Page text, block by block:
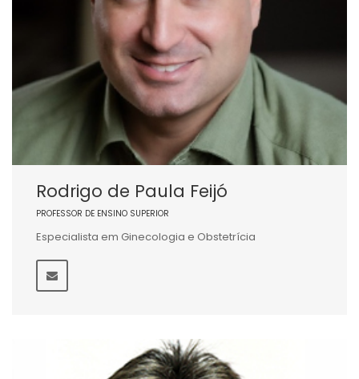
Rodrigo de Paula Feijó
PROFESSOR DE ENSINO SUPERIOR
Especialista em Ginecologia e Obstetrícia